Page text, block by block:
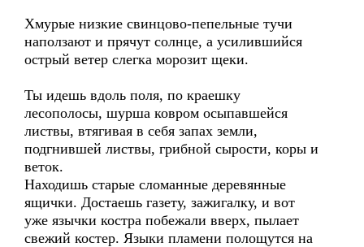
Хмурые низкие свинцово-пепельные тучи
наползают и прячут солнце, а усилившийся
острый ветер слегка морозит щеки.
Ты идешь вдоль поля, по краешку
лесополосы, шурша ковром осыпавшейся
листвы, втягивая в себя запах земли,
подгнившей листвы, грибной сырости, коры и
веток.
Находишь старые сломанные деревянные
ящички. Достаешь газету, зажигалку, и вот
уже язычки костра побежали вверх, пылает
свежий костер. Языки пламени полощутся на